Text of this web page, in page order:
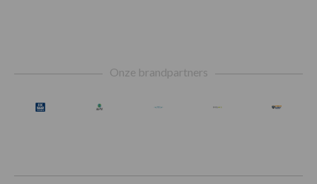
Onze brandpartners